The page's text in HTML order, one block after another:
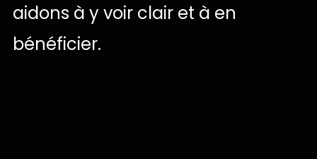
aidons à y voir clair et à en
bénéficier.